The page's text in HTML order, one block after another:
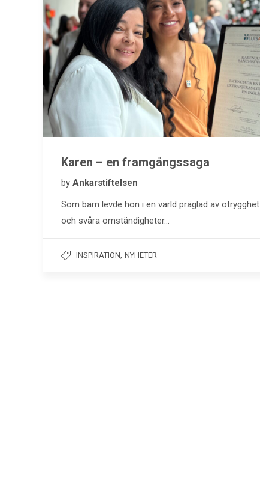
Karen ­– en framgångssaga
by Ankarstiftelsen
Som barn levde hon i en värld präglad av otrygghet
och svåra omständigheter…
INSPIRATION, NYHETER